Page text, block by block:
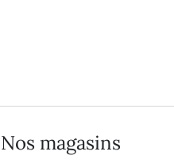
Nos magasins